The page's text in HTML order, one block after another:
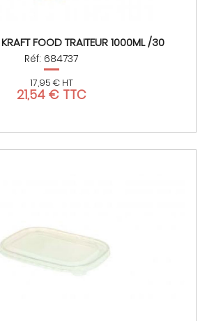
FOOD TRAITEUR 1000ML /30
Réf: 684737
17,95 € HT
21,54 € TTC